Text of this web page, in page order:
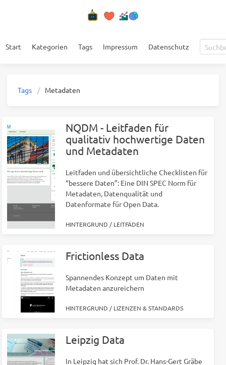
Start Kategorien Tags Impressum Datenschutz
Tags Metadaten
NQDM - Leitfaden für
qualitativ hochwertige Daten
und Metadaten
Leitfaden und übersichtliche Checklisten für
“bessere Daten”: Eine DIN SPEC Norm für
Metadaten, Datenqualität und
Datenformate für Open Data.
HINTERGRUND / LEITFÄDEN
Frictionless Data
Spannendes Konzept um Daten mit
Metadaten anzureichern
HINTERGRUND / LIZENZEN & STANDARDS
Leipzig Data
In Leipzig hat sich Prof. Dr. Hans-Gert Gräbe